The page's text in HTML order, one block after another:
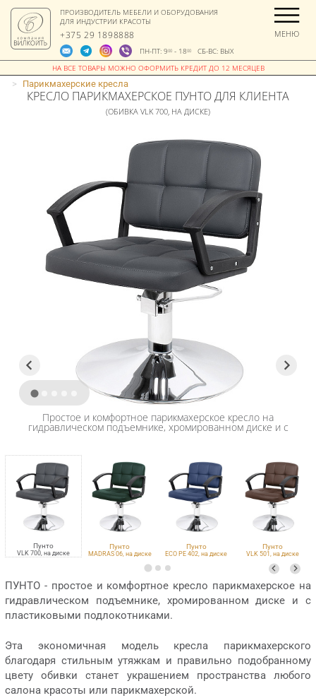
ПРОИЗВОДИТЕЛЬ МЕБЕЛИ И ОБОРУДОВАНИЯ
ДЛЯ ИНДУСТРИИ КРАСОТЫ
+375 29 1898888
ПН-ПТ: 900- 1800СБ-ВС: ВЫХ
МЕНЮ
> Парикмахерские кресла
КРЕСЛО ПАРИКМАХЕРСКОЕ ПУНТО ДЛЯ КЛИЕНТА
(ОБИВКА VLK 700, НА ДИСКЕ)
Пунто
VLK 700, на диске
Пунто
MADRAS 06, на диске
Пунто
ECO PE 402, на диске
Пунто
VLK 501, на диске
Простое и комфортное парикмахерское кресло на
гидравлическом подъемнике, хромированном диске и с
пластиковыми подлокотниками
ПУНТО - простое и комфортное кресло парикмахерское на
гидравлическом подъемнике, хромированном диске и с
пластиковыми подлокотниками.
Эта экономичная модель кресла парикмахерского
благодаря стильным утяжкам и правильно подобранному
цвету обивки станет украшением пространства любого
салона красоты или парикмахерской.